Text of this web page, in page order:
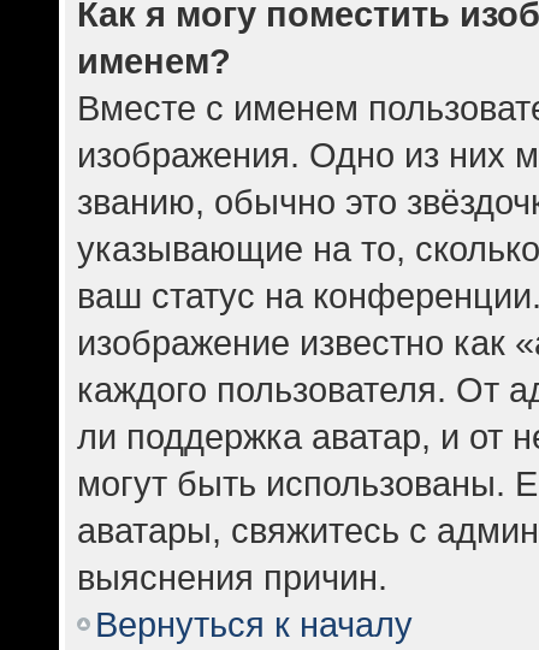
Как я могу поместить
именем?
Вместе с именем
изображения. Одно из них
званию, обычно это
указывающие на то,
ваш статус на
изображение известно как
каждого пользователя. От
ли поддержка аватар, и от
могут быть использованы.
аватары, свяжитесь с
выяснения причин.
Вернуться к началу